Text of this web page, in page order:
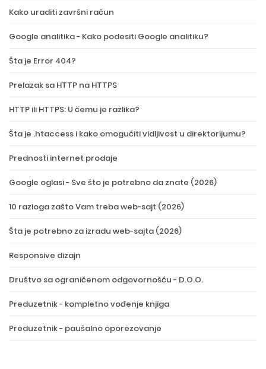
Kako uraditi završni račun
Google analitika - Kako podesiti Google analitiku?
Šta je Error 404?
Prelazak sa HTTP na HTTPS
HTTP ili HTTPS: U čemu je razlika?
Šta je .htaccess i kako omogućiti vidljivost u direktorijumu?
Prednosti internet prodaje
Google oglasi - Sve što je potrebno da znate (2026)
10 razloga zašto Vam treba web-sajt (2026)
Šta je potrebno za izradu web-sajta (2026)
Responsive dizajn
Društvo sa ograničenom odgovornošću - D.O.O.
Preduzetnik - kompletno vođenje knjiga
Preduzetnik - paušalno oporezovanje